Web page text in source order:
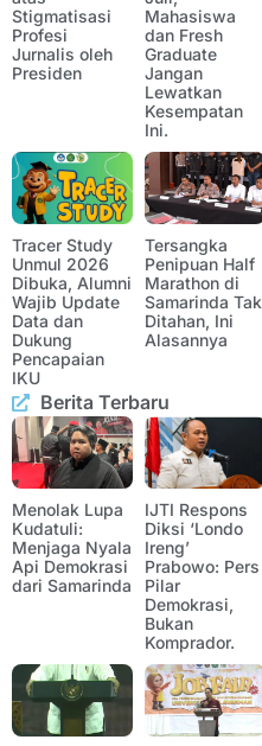
Stigmatisasi
Profesi
Jurnalis oleh
Presiden
Mahasiswa
dan Fresh
Graduate
Jangan
Lewatkan
Kesempatan
Ini.
Tracer Study
Unmul 2026
Dibuka, Alumni
Wajib Update
Data dan
Dukung
Pencapaian
IKU
Tersangka
Penipuan Half
Marathon di
Samarinda Tak
Ditahan, Ini
Alasannya
Berita Terbaru
Menolak Lupa
Kudatuli:
Menjaga Nyala
Api Demokrasi
dari Samarinda
IJTI Respons
Diksi ‘Londo
Ireng’
Prabowo: Pers
Pilar
Demokrasi,
Bukan
Komprador.